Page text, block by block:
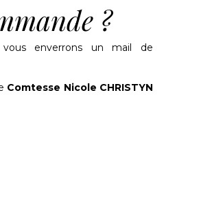
?
enverrons un mail de
Comtesse Nicole CHRISTYN